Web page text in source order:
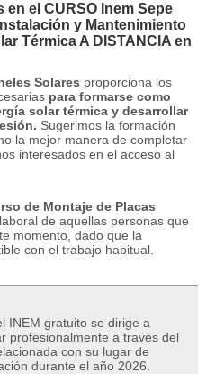
el CURSO Inem Sepe
y Mantenimiento
Térmica A DISTANCIA en
Solares proporciona los
para formarse como
solar térmica y desarrollar
Sugerimos la formación
la mejor manera de completar
interesados ​​en el acceso al
de Montaje de Placas
de aquellas personas que
momento, dado que la
con el trabajo habitual.
INEM gratuito se dirige a
profesionalmente a través del
con su lugar de
durante el año 2026.